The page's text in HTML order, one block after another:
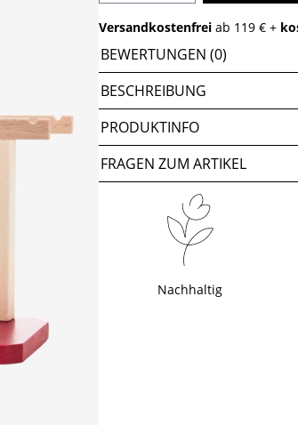
Versandkostenfrei ab 119 € +
BEWERTUNGEN (0)
BESCHREIBUNG
PRODUKTINFO
FRAGEN ZUM ARTIKEL
Nachhaltig